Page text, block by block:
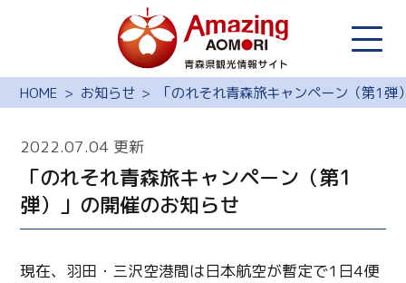
HOME お知らせ 「のれそれ青森旅キャンペーン（第1
「のれそれ青森旅キャンペーン（第1
弾）」の開催のお知らせ
2022.07.04 更新
現在、羽田・三沢空港間は日本航空が暫定で1日4便